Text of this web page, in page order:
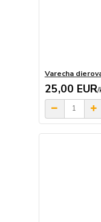
Varecha
25,00 EUR/